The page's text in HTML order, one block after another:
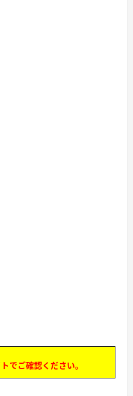
でご確認ください。